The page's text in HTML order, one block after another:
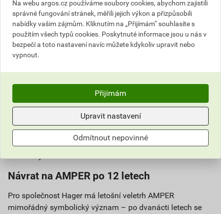
částí.
Vyjádření společnosti Hager
„Ocenění Zlatý AMPER je pro nás obrovskou poctou a
potvrzením toho, že jdeme správnou cestou. Systém
quickconnect jsme vyvíjeli s jediným cílem – usnadnit
práci elektrikářům a zároveň zvýšit bezpečnost a
spolehlivost elektroinstalací. Toto ocenění patří především
našim zákazníkům, jejichž zpětná vazba nás každý den
inspiruje k dalším inovacím," uvádí Thomas Grund,
generální ředitel společnosti Hager Electro, pobočky
elektrotechnického gigantu, jenž se stará o český a
Návrat na AMPER po 12 letech
Pro společnost Hager má letošní veletrh AMPER
mimořádný symbolický význam – po dvanácti letech se
Na webu argos.cz používáme soubory cookies, abychom zajistili
správné fungování stránek, měřili jejich výkon a přizpůsobili
nabídky vašim zájmům. Kliknutím na „Přijímám“ souhlasíte s
použitím všech typů cookies. Poskytnuté informace jsou u nás v
bezpečí a toto nastavení navíc můžete kdykoliv upravit nebo
vypnout.
Přijímám
Upravit nastavení
Odmítnout nepovinné